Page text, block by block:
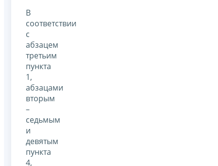
В
соответствии
с
абзацем
третьим
пункта
1,
абзацами
вторым
–
седьмым
и
девятым
пункта
4,